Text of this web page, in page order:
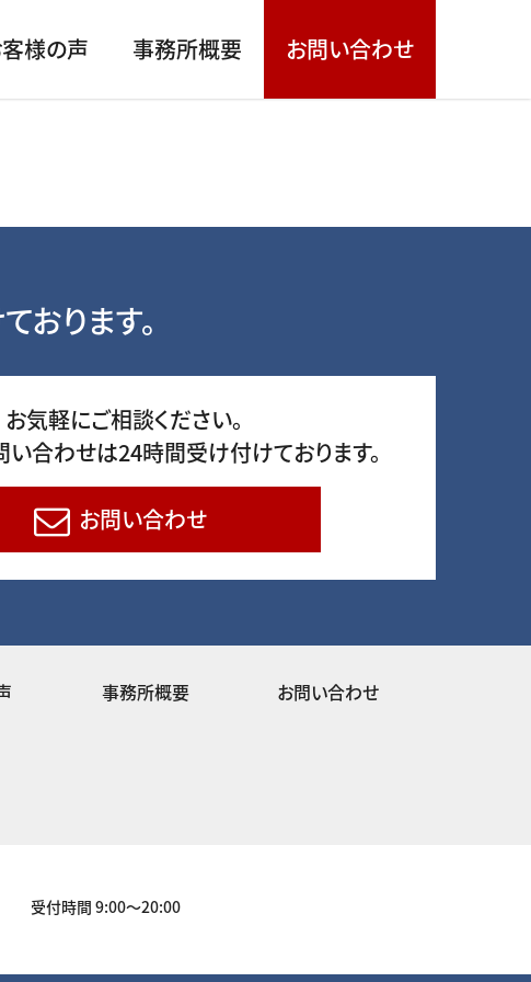
様の声 事務所概要 お問い合わせ
ります。
お気軽にご相談ください。
い合わせは24時間受け付けております。
お問い合わせ
事務所概要 お問い合わせ
受付時間 9:00～20:00